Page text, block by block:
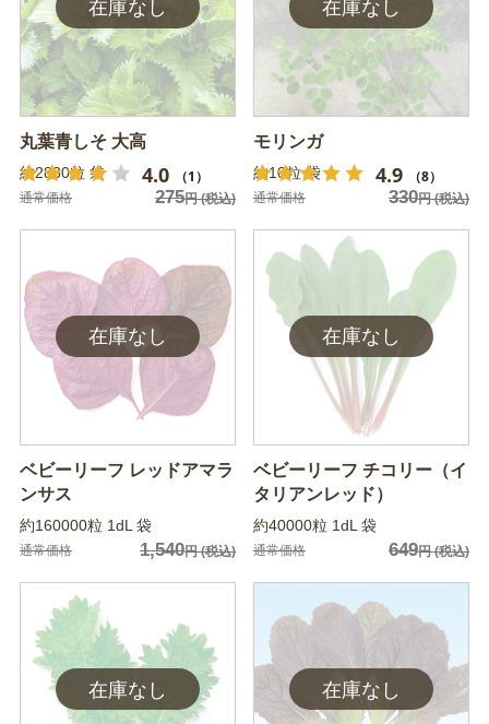
丸葉青しそ 大高
4.0 （1）
約2830粒 袋
通常価格 275円(税込)
モリンガ
4.9 （8）
約10粒 袋
通常価格 330円(税込)
ベビーリーフ レッドアマラ
ンサス
約160000粒 1dL 袋
通常価格 1,540円(税込)
ベビーリーフ チコリー（イ
タリアンレッド）
約40000粒 1dL 袋
通常価格 649円(税込)